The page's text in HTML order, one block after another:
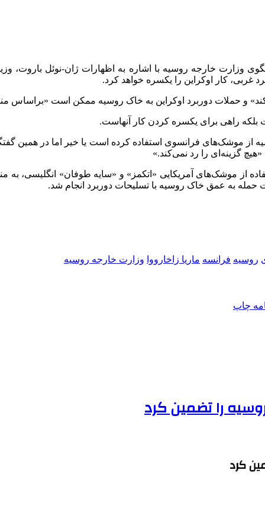
وزارت خارجه روسیه با اشاره به اظهارات ژان-نوئل
غربی، کار اوکراین را یکسره خواهد کرد.
و حملات دوربرد اوکراین به خاک روسیه ممکن است «براساس
بلکه راهی برای یکسره کردن کار آنهاست.
از موشک‌های فرانسوی استفاده کرده است یا خیر اما در همین
گزینه‌ای را رد نمی‌کند.»
از موشک‌های آمریکایی «اتکمز» و «سایه طوفان» انگلیسی،
حمله به عمق خاک روسیه با تسلیحات دوربرد انجام شد.
روسیه فرانسه ماریا زاخارووا وزارت خارجه روسیه
چاپ
را تضمین کرد
کرد